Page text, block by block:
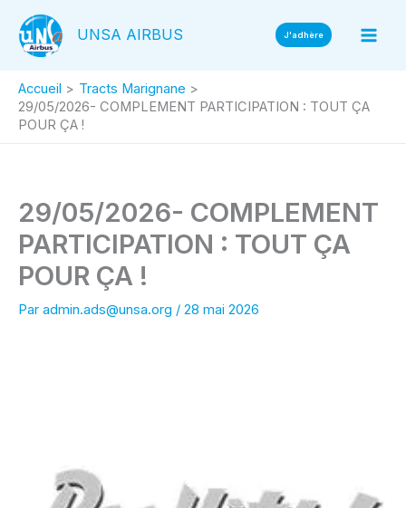
contenu
UNSA AIRBUS J'adhère
Accueil
Tracts Marignane
29/05/2026- COMPLEMENT PARTICIPATION : TOUT ÇA
POUR ÇA !
29/05/2026- COMPLEMENT
PARTICIPATION : TOUT ÇA
POUR ÇA !
Par admin.ads@unsa.org / 28 mai 2026